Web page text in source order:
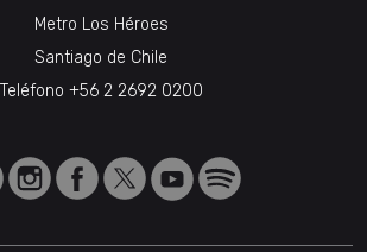
Metro Los Héroes
Santiago de Chile
Teléfono +56 2 2692 0200